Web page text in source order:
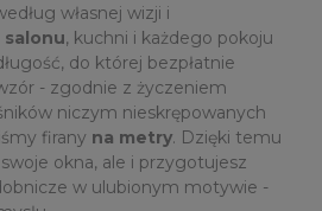
własnej wizji i
salonu, kuchni i każdego pokoju
do której bezpłatnie
- zgodnie z życzeniem
niczym nieskrępowanych
firany na metry. Dzięki temu
okna, ale i przygotujesz
w ulubionym motywie -